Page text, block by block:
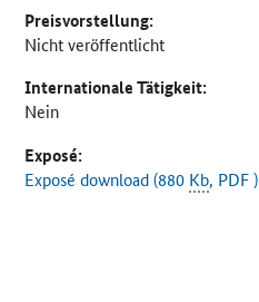
Preisvorstellung:
Nicht veröffentlicht
Internationale Tätigkeit:
Nein
Exposé:
Exposé download (880 Kb, PDF )